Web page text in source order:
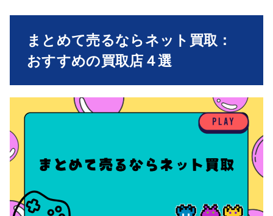
まとめて売るならネット買取：
おすすめの買取店４選